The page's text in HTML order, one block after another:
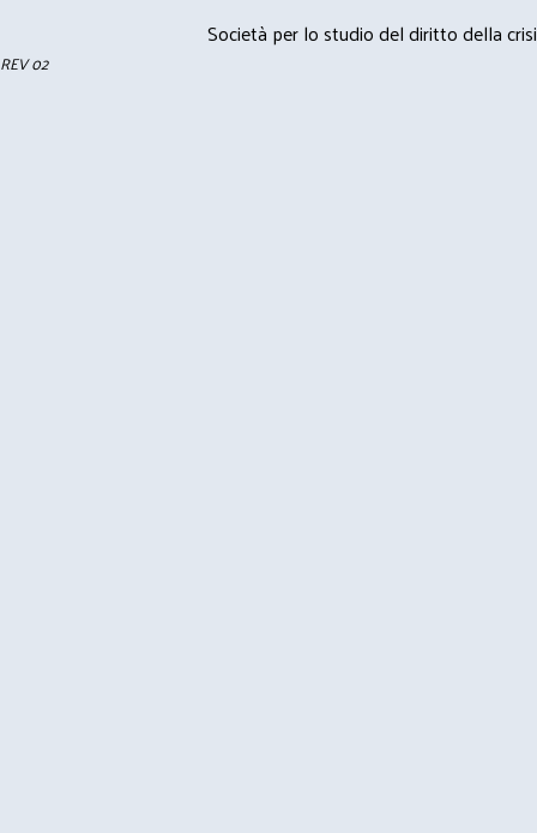
Società per lo studio del diritto della crisi
REV 02